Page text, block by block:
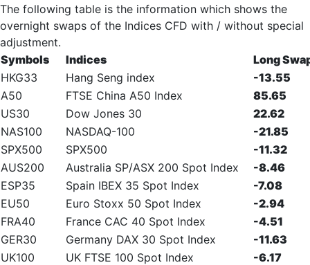
The following table is the information which shows the
overnight swaps of the Indices CFD with / without special
adjustment.
Symbols
Indices
Long
HKG33
Hang Seng index
-13.55
A50
FTSE China A50 Index
85.65
US30
Dow Jones 30
22.62
NAS100
NASDAQ-100
-21.85
SPX500
SPX500
-11.32
AUS200
Australia SP/ASX 200 Spot Index
-8.46
ESP35
Spain IBEX 35 Spot Index
-7.08
EU50
Euro Stoxx 50 Spot Index
-2.94
FRA40
France CAC 40 Spot Index
-4.51
GER30
Germany DAX 30 Spot Index
-11.63
UK100
UK FTSE 100 Spot Index
-6.17